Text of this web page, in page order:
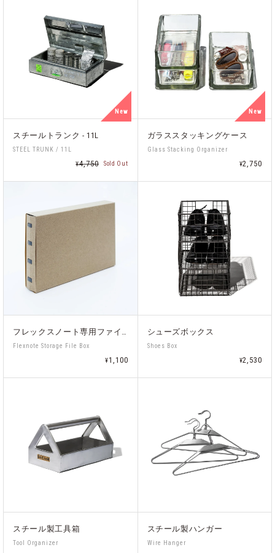
New
スチールトランク - 11L
STEEL TRUNK / 11L
¥4,750 Sold Out
New
ガラススタッキングケース
Glass Stacking Organizer
¥2,750
フレックスノート専用ファイル
Flexnote Storage File Box
¥1,100
シューズボックス
Shoes Box
¥2,530
スチール製工具箱
Tool Organizer
スチール製ハンガー
Wire Hanger